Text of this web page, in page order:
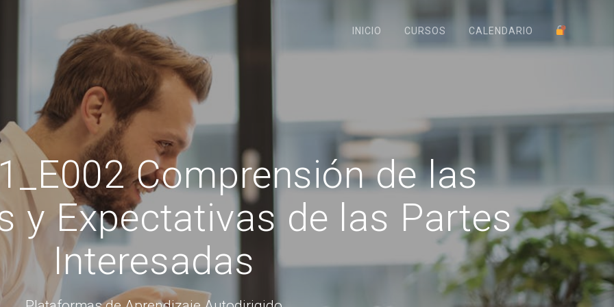
INICIO CURSOS CALENDARIO
Comprensión de las
y Expectativas de las Partes
Interesadas